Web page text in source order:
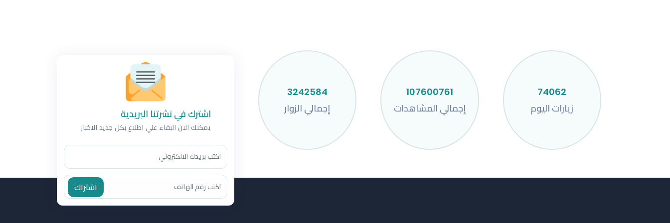
74062
زيارات اليوم
107600761
إجمالي المشاهدات
3242584
إجمالي الزوار
اشترك في نشرتنا البريدية
يمكنك الان البقاء علي اطلاع بكل جديد الاخبار
اشتراك